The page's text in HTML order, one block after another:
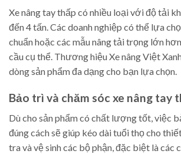
Xe nâng tay thấp có nhiều loại với độ tải
đến 4 tấn. Các doanh nghiệp có thể lựa
chuẩn hoặc các mẫu nâng tải trọng lớn
cầu cụ thể. Thương hiệu Xe nâng Việt
dòng sản phẩm đa dạng cho bạn lựa chọn.
Bảo trì và chăm sóc xe nâng tay
Dù cho sản phẩm có chất lượng tốt, việc
đúng cách sẽ giúp kéo dài tuổi thọ cho
tra và vệ sinh các bộ phận, đặc biệt là các